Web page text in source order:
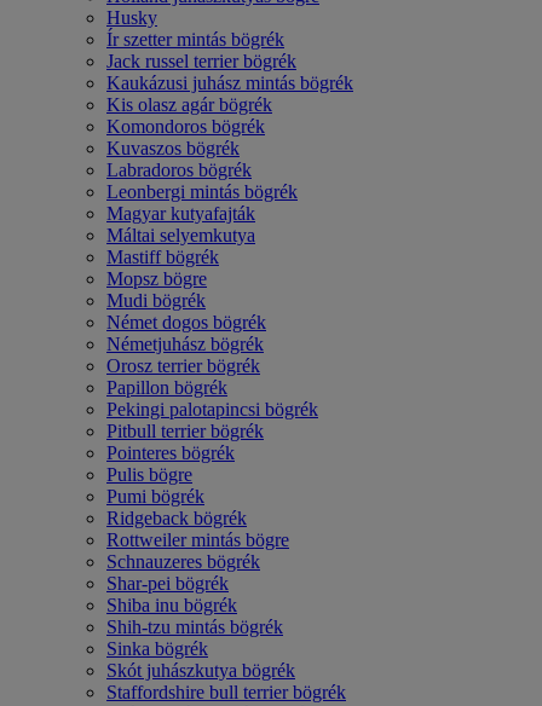
Husky
Ír szetter mintás bögrék
Jack russel terrier bögrék
Kaukázusi juhász mintás bögrék
Kis olasz agár bögrék
Komondoros bögrék
Kuvaszos bögrék
Labradoros bögrék
Leonbergi mintás bögrék
Magyar kutyafajták
Máltai selyemkutya
Mastiff bögrék
Mopsz bögre
Mudi bögrék
Német dogos bögrék
Németjuhász bögrék
Orosz terrier bögrék
Papillon bögrék
Pekingi palotapincsi bögrék
Pitbull terrier bögrék
Pointeres bögrék
Pulis bögre
Pumi bögrék
Ridgeback bögrék
Rottweiler mintás bögre
Schnauzeres bögrék
Shar-pei bögrék
Shiba inu bögrék
Shih-tzu mintás bögrék
Sinka bögrék
Skót juhászkutya bögrék
Staffordshire bull terrier bögrék